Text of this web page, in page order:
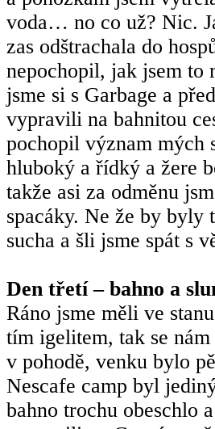
voda… no co už? Nic.
zas odštrachala do
nepochopil, jak jsem to
jsme si s Garbage a
vypravili na bahnitou
pochopil význam mých
hluboký a řídký a žere
takže asi za odměnu
spacáky. Ne že by byly
sucha a šli jsme spát s
Den třetí – bahno a
Ráno jsme měli ve
tím igelitem, tak se
v pohodě, venku bylo
Nescafe camp byl
bahno trochu obeschlo